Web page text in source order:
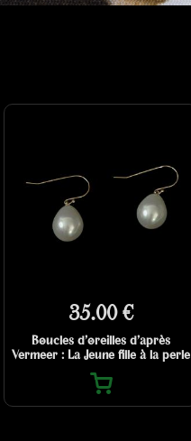
35.00 €
Boucles d’oreilles d’après
Vermeer : La Jeune fille à la perle